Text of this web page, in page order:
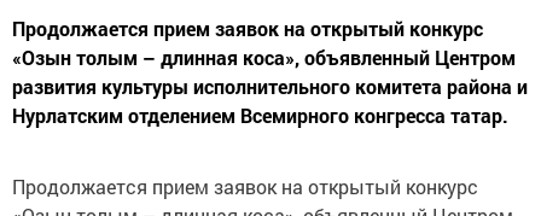
Продолжается прием заявок на открытый конкурс
«Озын толым – длинная коса», объявленный Центром
развития культуры исполнительного комитета района и
Нурлатским отделением Всемирного конгресса татар.
Продолжается прием заявок на открытый конкурс